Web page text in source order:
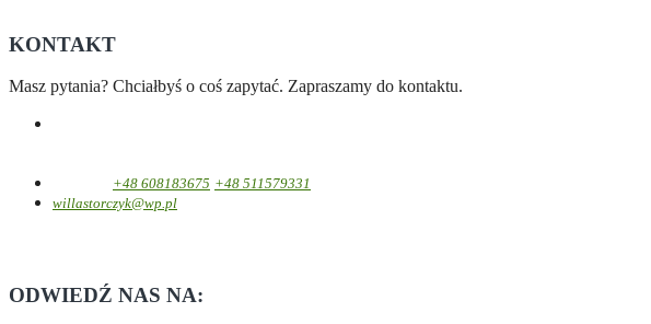
KONTAKT
Masz pytania? Chciałbyś o coś zapytać. Zapraszamy do kontaktu.
+48 608183675 +48 511579331
willastorczyk@wp.pl
ODWIEDŹ NAS NA: